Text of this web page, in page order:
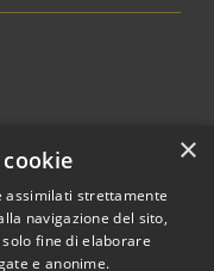
×
assimilati strettamente
navigazione del sito,
fine di elaborare
e anonime.